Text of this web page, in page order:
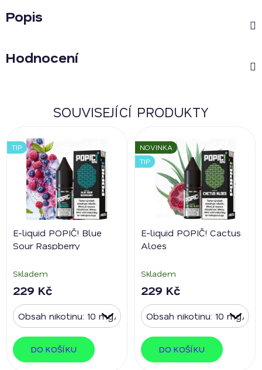
Popis
Hodnocení
SOUVISEJÍCÍ PRODUKTY
TIP
E-liquid POPIČ! Blue
Sour Raspberry
Skladem
229 Kč
DO KOŠÍKU
NOVINKA
TIP
E-liquid POPIČ! Cactus
Aloes
Skladem
229 Kč
DO KOŠÍKU